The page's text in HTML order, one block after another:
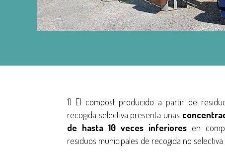
1) El compost producido a partir de
recogida selectiva presenta unas
de hasta 10 veces inferiores en
residuos municipales de recogida no selectiva